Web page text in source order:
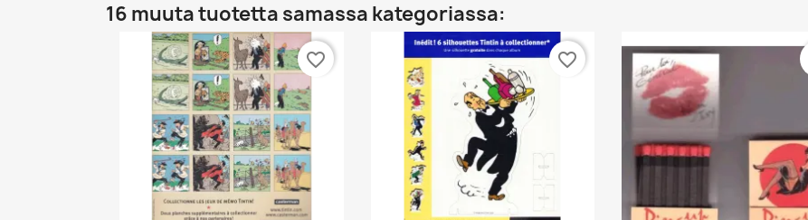
16 muuta tuotetta samassa kategoriassa:
favorite_border favorite_border